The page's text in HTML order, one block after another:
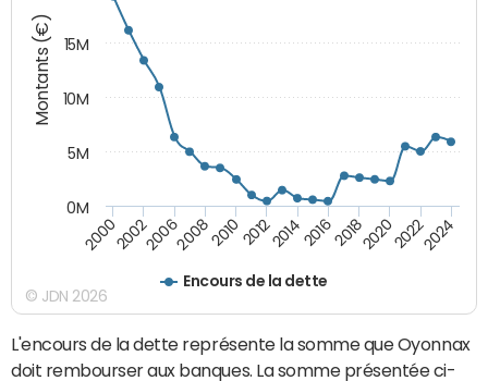
Montants (€)
Encours de la dette
200020022006200820102012201420162018202020222024
0M
5M
10M
15M
© JDN 2026
L'encours de la dette représente la somme que Oyonnax
doit rembourser aux banques. La somme présentée ci-